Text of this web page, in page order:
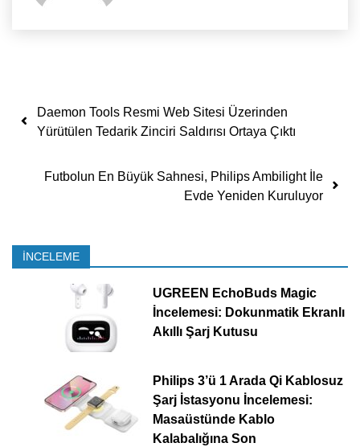
Yazı dolaşımı
Daemon Tools Resmi Web Sitesi Üzerinden
Yürütülen Tedarik Zinciri Saldırısı Ortaya Çıktı
Futbolun En Büyük Sahnesi, Philips Ambilight İle
Evde Yeniden Kuruluyor
İNCELEME
UGREEN EchoBuds Magic
İncelemesi: Dokunmatik Ekranlı
Akıllı Şarj Kutusu
Philips 3’ü 1 Arada Qi Kablosuz
Şarj İstasyonu İncelemesi:
Masaüstünde Kablo
Kalabalığına Son